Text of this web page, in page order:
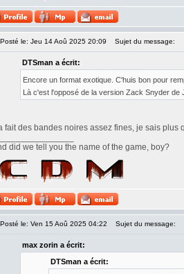
Posté le: Jeu 14 Aoû 2025 20:09 Sujet du message:
DTSman a écrit:
Encore un format exotique. C'huis bon pour
Là c'est l'opposé de la version Zack Snyder de
fait des bandes noires assez fines, je sais
did we tell you the name of the game, boy?
Posté le: Ven 15 Aoû 2025 04:22 Sujet du message:
max zorin a écrit:
DTSman a écrit: